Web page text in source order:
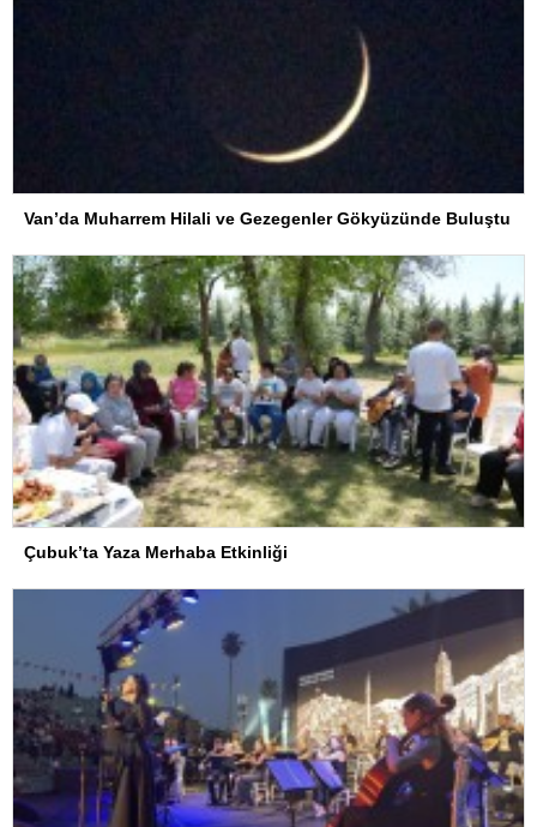
Van’da Muharrem Hilali ve Gezegenler Gökyüzünde Buluştu
Çubuk’ta Yaza Merhaba Etkinliği